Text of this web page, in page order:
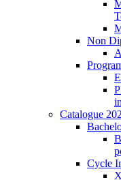
Non
Catalogue
Cycle